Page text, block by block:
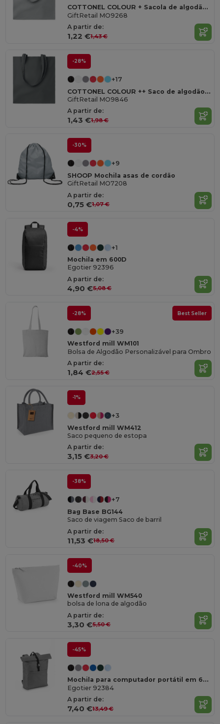
COTTONEL COLOUR + Sacola de algodão 140 gr / m²
GiftRetail MO9268
A partir de:
1,22 €1,43 €
-28%
+17
COTTONEL COLOUR ++ Saco de algodão 180gr/m2 MO9846-
GiftRetail MO9846
A partir de:
1,43 €1,98 €
-30%
+9
SHOOP Mochila asas de cordão
GiftRetail MO7208
A partir de:
0,75 €1,07 €
-4%
+1
Mochila em 600D
Egotier 92396
A partir de:
4,90 €5,08 €
-28% Best Seller
+39
Westford mill WM101
Bolsa de Algodão Personalizável para Ombro
A partir de:
1,84 €2,55 €
-1%
+3
Westford mill WM412
Saco pequeno de estopa
A partir de:
3,15 €3,20 €
-38%
+7
Bag Base BG144
Saco de viagem Saco de barril
A partir de:
11,53 €18,50 €
-40%
Westford mill WM540
bolsa de lona de algodão
A partir de:
3,30 €5,50 €
-45%
Mochila para computador portátil em 600D, com revistimento em 210D 17'3"
Egotier 92384
A partir de:
7,40 €13,49 €